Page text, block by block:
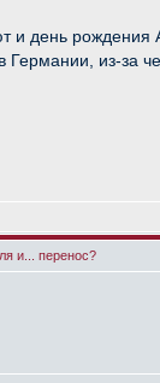
день рождения
из-за
и... перенос?